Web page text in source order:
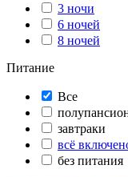
3 ночи
6 ночей
8 ночей
Питание
Все
завтраки
всё
без питания